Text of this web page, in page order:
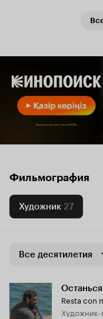
Фильмография
Художник 27
Все десятилетия
Resta con